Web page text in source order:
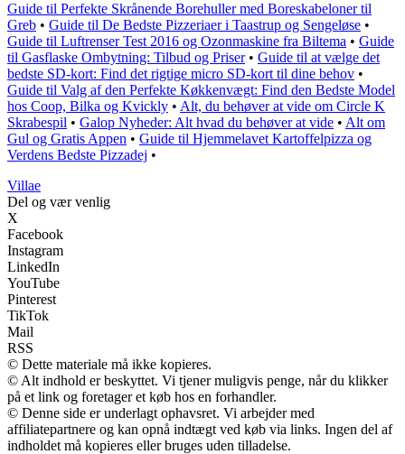
Guide til Perfekte Skrånende Borehuller med Boreskabeloner til
Greb • Guide til De Bedste Pizzeriaer i Taastrup og Sengeløse •
Guide til Luftrenser Test 2016 og Ozonmaskine fra Biltema • Guide
til Gasflaske Ombytning: Tilbud og Priser• Guide til at vælge det
bedste SD-kort: Find det rigtige micro SD-kort til dine behov •
Guide til Valg af den Perfekte Køkkenvægt: Find den Bedste Model
hos Coop, Bilka og Kvickly • Alt, du behøver at vide om Circle K
Skrabespil • Galop Nyheder: Alt hvad du behøver at vide • Alt om
Gul og Gratis Appen • Guide til Hjemmelavet Kartoffelpizza og
Verdens Bedste Pizzadej •
Villae
Del og vær venlig
X
Facebook
Instagram
LinkedIn
YouTube
Pinterest
TikTok
Mail
RSS
© Dette materiale må ikke kopieres.
© Alt indhold er beskyttet. Vi tjener muligvis penge, når du klikker
på et link og foretager et køb hos en forhandler.
© Denne side er underlagt ophavsret. Vi arbejder med
affiliatepartnere og kan opnå indtægt ved køb via links. Ingen del af
indholdet må kopieres eller bruges uden tilladelse.